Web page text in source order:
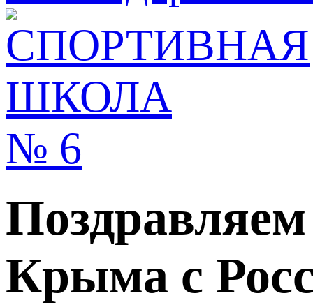
Крыма с